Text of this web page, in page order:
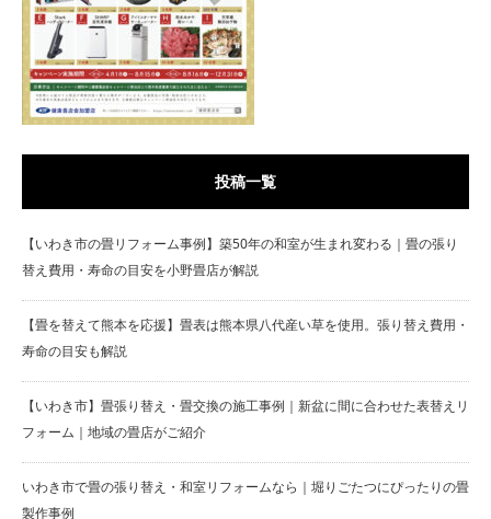
投稿一覧
【いわき市の畳リフォーム事例】築50年の和室が生まれ変わる｜畳の張り
替え費用・寿命の目安を小野畳店が解説
【畳を替えて熊本を応援】畳表は熊本県八代産い草を使用。張り替え費用・
寿命の目安も解説
【いわき市】畳張り替え・畳交換の施工事例｜新盆に間に合わせた表替えリ
フォーム｜地域の畳店がご紹介
いわき市で畳の張り替え・和室リフォームなら｜堀りごたつにぴったりの畳
製作事例